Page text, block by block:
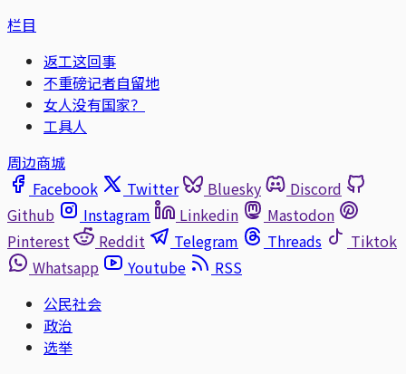
栏目
返工这回事
不重磅记者自留地
女人没有国家？
工具人
周边商城
Facebook
Twitter Bluesky
Discord
Github
Instagram Linkedin
Mastodon
Pinterest
Reddit Telegram Threads
Tiktok
Whatsapp
Youtube
RSS
公民社会
政治
选举